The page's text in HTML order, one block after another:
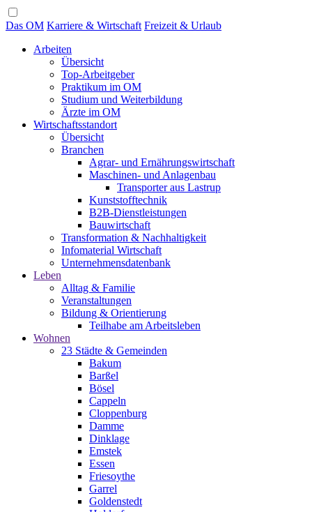
Das OM Karriere & Wirtschaft Freizeit & Urlaub
Arbeiten
Übersicht
Top-Arbeitgeber
Praktikum im OM
Studium und Weiterbildung
Ärzte im OM
Wirtschaftsstandort
Übersicht
Branchen
Agrar- und Ernährungswirtschaft
Maschinen- und Anlagenbau
Transporter aus Lastrup
Kunststofftechnik
B2B-Dienstleistungen
Bauwirtschaft
Transformation & Nachhaltigkeit
Infomaterial Wirtschaft
Unternehmensdatenbank
Leben
Alltag & Familie
Veranstaltungen
Bildung & Orientierung
Teilhabe am Arbeitsleben
Wohnen
23 Städte & Gemeinden
Bakum
Barßel
Bösel
Cappeln
Cloppenburg
Damme
Dinklage
Emstek
Essen
Friesoythe
Garrel
Goldenstedt